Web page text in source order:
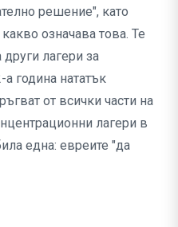
решение", като
означава това. Те
лагери за
година нататък
от всички части на
лагери в
една: евреите "да